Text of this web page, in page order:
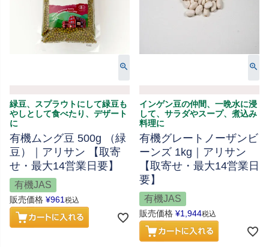
緑豆、スプラウトにして緑豆も
やしとして食べたり、デザート
に
有機ムング豆 500g （緑
豆）｜アリサン 【取寄
せ・最大14営業日要】
有機JAS
販売価格 ¥961税込
インゲン豆の仲間、一晩水に浸
して、サラダやスープ、煮込み
料理に
有機グレートノーザンビ
ーンズ 1kg｜アリサン
【取寄せ・最大14営業日
要】
有機JAS
販売価格 ¥1,944税込